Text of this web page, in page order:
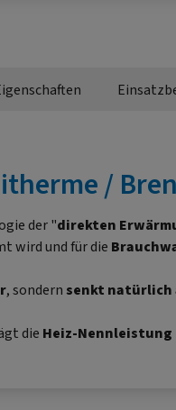
/
der "direkten
wird und für die
, sondernsenkt natürlich
die Heiz-Nennleistung